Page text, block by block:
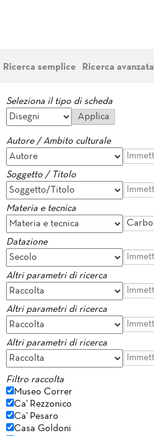
Ricerca semplice Ricerca avanzata
Seleziona il tipo di scheda
Autore / Ambito culturale
Soggetto / Titolo
Materia e tecnica
Datazione
Altri parametri di ricerca
Altri parametri di ricerca
Altri parametri di ricerca
Filtro raccolta
Museo Correr
Ca' Rezzonico
Ca' Pesaro
Casa Goldoni